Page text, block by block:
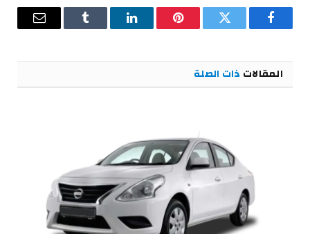
فيسبوك تويتر بينتيريستلينكدإن Tumblr
البريد
المقالات ذات الصلة